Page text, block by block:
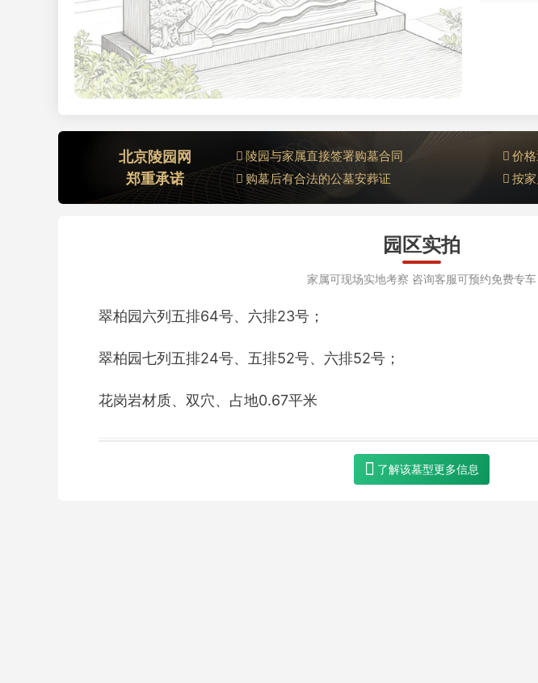
北京陵园网
郑重承诺
陵园与家属直接签署购墓合同
价
购墓后有合法的公墓安葬证
按
园区实拍
家属可现场实地考察 咨询客服可预约免费专车
翠柏园六列五排64号、六排23号；
翠柏园七列五排24号、五排52号、六排52号；
花岗岩材质、双穴、占地0.67平米
了解该墓型更多信息